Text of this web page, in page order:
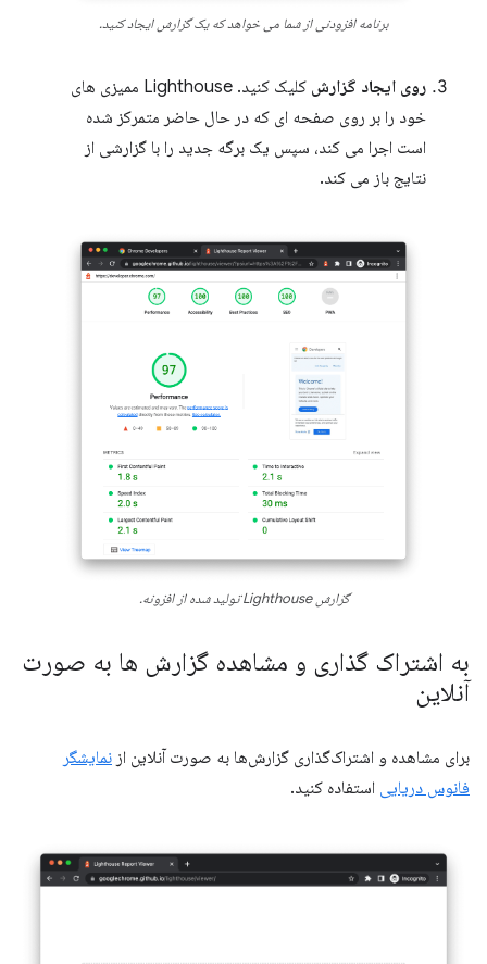
برنامه افزودنی از شما می خواهد که یک گزارش ایجاد کنید.
روی ایجاد گزارش
کلیک کنید. Lighthouse ممیزی های
خود را بر روی صفحه ای که در حال حاضر متمرکز شده
است اجرا می کند، سپس یک برگه جدید را با گزارشی از
نتایج باز می کند.
گزارش Lighthouse تولید شده از افزونه.
به اشتراک گذاری و مشاهده گزارش ها به صورت
آنلاین
برای مشاهده و اشتراک‌گذاری گزارش‌ها به صورت آنلاین از نمایشگر
فانوس دریایی استفاده کنید.